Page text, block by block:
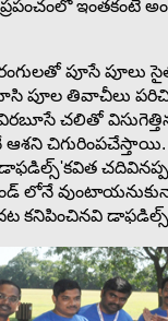
పూసే పూలు
పూల తివాచీలు
చలితో
ఆశని
లోనే
కనిపించినవి డాఫడిల్స్,